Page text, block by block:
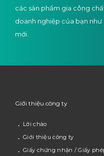
các sản phẩm gia công
doanh nghiệp của bạn
mới.
Giới thiệu công ty
Lời chào
Giới thiệu công ty
Giấy chứng nhận / Giấy